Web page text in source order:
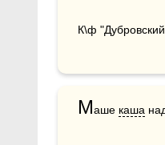
К\ф
Маше каша